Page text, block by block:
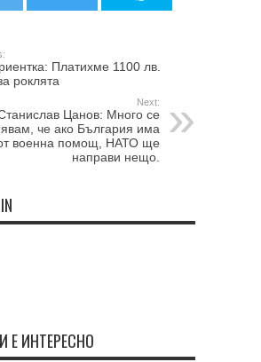
Платихме 1100 лв.
роклята
Next:
Цанов: Много се
че ако България има
военна помощ, НАТО ще
направи нещо.
Е ИНТЕРЕСНО